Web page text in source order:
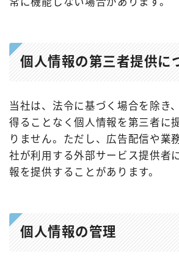
個人情報の第三者提供に
当社は、法令に基づく場合を除き
得ることなく個人情報を第三者に
りません。ただし、広告配信や業
社が利用する外部サービス提供者
報を提供することがあります。
個人情報の管理